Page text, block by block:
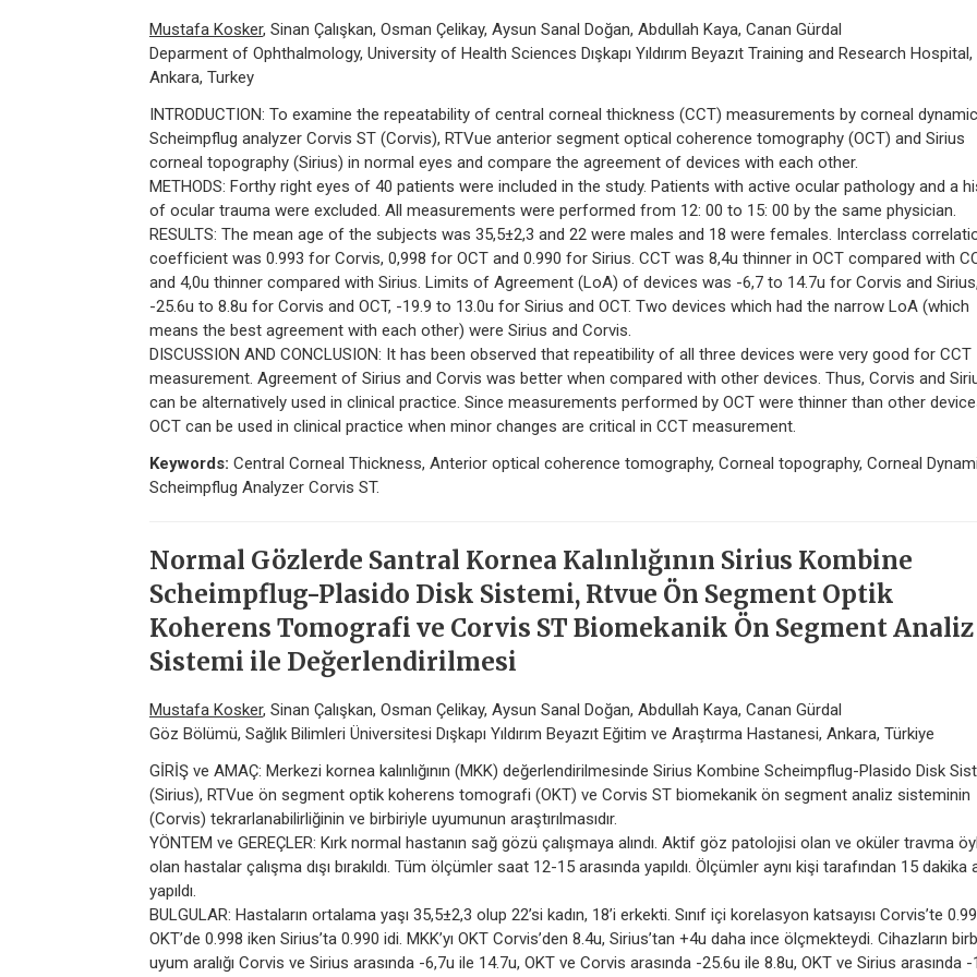
Mustafa Kosker, Sinan Çalışkan, Osman Çelikay, Aysun Sanal Doğan, Abdullah Kaya, Canan Gürdal
Deparment of Ophthalmology, University of Health Sciences Dışkapı Yıldırım Beyazıt Training and Research Hospital,
Ankara, Turkey
INTRODUCTION: To examine the repeatability of central corneal thickness (CCT) measurements by corneal dynamic
Scheimpflug analyzer Corvis ST (Corvis), RTVue anterior segment optical coherence tomography (OCT) and Sirius
corneal topography (Sirius) in normal eyes and compare the agreement of devices with each other.
METHODS: Forthy right eyes of 40 patients were included in the study. Patients with active ocular pathology and a
of ocular trauma were excluded. All measurements were performed from 12: 00 to 15: 00 by the same physician.
RESULTS: The mean age of the subjects was 35,5±2,3 and 22 were males and 18 were females. Interclass
coefficient was 0.993 for Corvis, 0,998 for OCT and 0.990 for Sirius. CCT was 8,4u thinner in OCT compared with
and 4,0u thinner compared with Sirius. Limits of Agreement (LoA) of devices was -6,7 to 14.7u for Corvis and
-25.6u to 8.8u for Corvis and OCT, -19.9 to 13.0u for Sirius and OCT. Two devices which had the narrow LoA (which
means the best agreement with each other) were Sirius and Corvis.
DISCUSSION AND CONCLUSION: It has been observed that repeatibility of all three devices were very good for CCT
measurement. Agreement of Sirius and Corvis was better when compared with other devices. Thus, Corvis and
can be alternatively used in clinical practice. Since measurements performed by OCT were thinner than other
OCT can be used in clinical practice when minor changes are critical in CCT measurement.
Keywords: Central Corneal Thickness, Anterior optical coherence tomography, Corneal topography, Corneal
Scheimpflug Analyzer Corvis ST.
Normal Gözlerde Santral Kornea Kalınlığının Sirius Kombine
Scheimpflug-Plasido Disk Sistemi, Rtvue Ön Segment Optik
Koherens Tomografi ve Corvis ST Biomekanik Ön Segment Analiz
Sistemi ile Değerlendirilmesi
Mustafa Kosker, Sinan Çalışkan, Osman Çelikay, Aysun Sanal Doğan, Abdullah Kaya, Canan Gürdal
Göz Bölümü, Sağlık Bilimleri Üniversitesi Dışkapı Yıldırım Beyazıt Eğitim ve Araştırma Hastanesi, Ankara, Türkiye
GİRİŞ ve AMAÇ: Merkezi kornea kalınlığının (MKK) değerlendirilmesinde Sirius Kombine Scheimpflug-Plasido Disk
(Sirius), RTVue ön segment optik koherens tomografi (OKT) ve Corvis ST biomekanik ön segment analiz sisteminin
(Corvis) tekrarlanabilirliğinin ve birbiriyle uyumunun araştırılmasıdır.
YÖNTEM ve GEREÇLER: Kırk normal hastanın sağ gözü çalışmaya alındı. Aktif göz patolojisi olan ve oküler travma
olan hastalar çalışma dışı bırakıldı. Tüm ölçümler saat 12-15 arasında yapıldı. Ölçümler aynı kişi tarafından 15 dakika
yapıldı.
BULGULAR: Hastaların ortalama yaşı 35,5±2,3 olup 22’si kadın, 18’i erkekti. Sınıf içi korelasyon katsayısı Corvis’te
OKT’de 0.998 iken Sirius’ta 0.990 idi. MKK’yı OKT Corvis’den 8.4u, Sirius’tan +4u daha ince ölçmekteydi. Cihazların
uyum aralığı Corvis ve Sirius arasında -6,7u ile 14.7u, OKT ve Corvis arasında -25.6u ile 8.8u, OKT ve Sirius arasında -